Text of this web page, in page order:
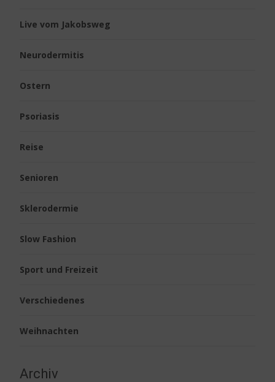
Live vom Jakobsweg
Neurodermitis
Ostern
Psoriasis
Reise
Senioren
Sklerodermie
Slow Fashion
Sport und Freizeit
Verschiedenes
Weihnachten
Archiv